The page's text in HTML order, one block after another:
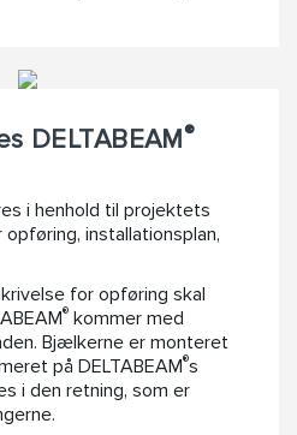
DELTABEAM®
i henhold til projektets
installationsplan,
for opføring skal
® kommer med
Bjælkerne er monteret
på DELTABEAM®s
i den retning, som er